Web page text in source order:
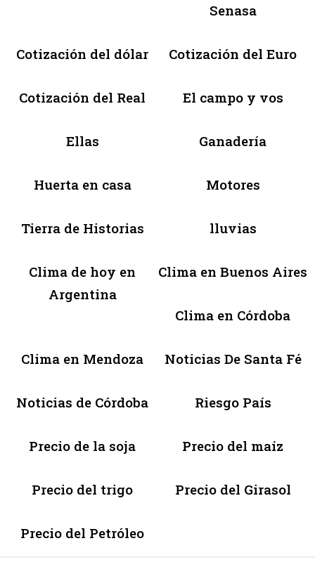
Senasa
Cotización del dólar Cotización del Euro
Cotización del Real El campo y vos
Ellas Ganadería
Huerta en casa Motores
Tierra de Historias lluvias
Clima de hoy en
Argentina
Clima en Buenos Aires
Clima en Córdoba
Clima en Mendoza Noticias De Santa Fé
Noticias de Córdoba Riesgo País
Precio de la soja Precio del maíz
Precio del trigo Precio del Girasol
Precio del Petróleo